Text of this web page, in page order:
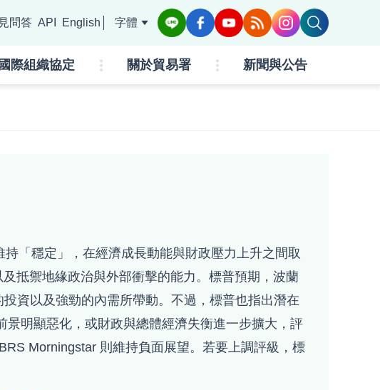
問答 API English 字體
國際組織協定 關於貿易署 新聞與公告
「穩定」，在經濟成長動能與財政壓力上升之間取
抵禦地緣政治與外部衝擊的能力。標普預期，波蘭
資以及強勁的內需所帶動。不過，標普也指出潛在
明顯惡化，或財政與總體經濟失衡進一步擴大，評
Morningstar 則維持負面展望。若要上調評級，標